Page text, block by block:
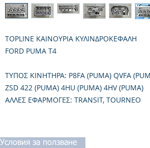
TOPLINE ΚΑΙΝΟΥΡΙΑ ΚΥΛΙΝΔΡΟΚΕΦΑΛΗ
FORD PUMA T4
TΥΠΟΣ ΚΙΝΗΤΗΡΑ: P8FA (PUMA) QVFA
ZSD 422 (PUMA) 4HU (PUMA) 4HV (PUMA)
ΑΛΛΕΣ ΕΦΑΡΜΟΓΕΣ: TRANSIT, TOURNEO
Условия за ползване